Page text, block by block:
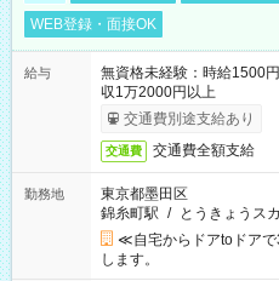
WEB登録・面接OK
給与
無資格未経験：時給
収1万2000円以上
交通費別途支給あり
交通費 交通費全額支給
勤務地
東京都墨田区
錦糸町駅 / とうきょうス
≪自宅からドアtoドア
します。